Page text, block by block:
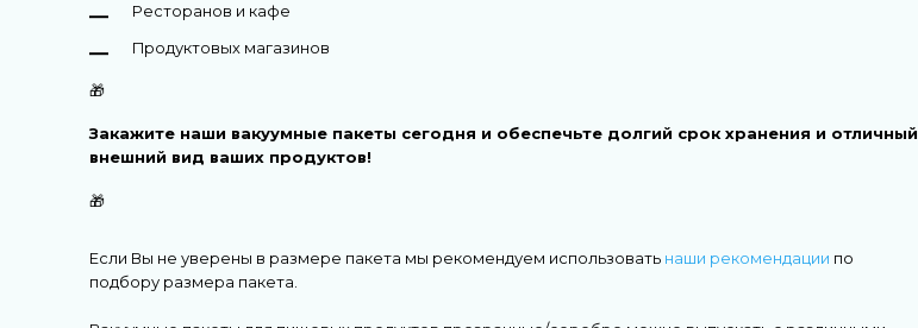
Ресторанов и кафе
Продуктовых магазинов
🎁
Закажите наши вакуумные пакеты сегодня и обеспечьте долгий срок хранения и отличный
внешний вид ваших продуктов!
🎁
Если Вы не уверены в размере пакета мы рекомендуем использовать наши рекомендации по
подбору размера пакета.